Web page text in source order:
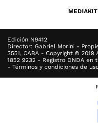
MEDIAKIT
Edición N9412
Director: Gabriel Morini -
3551, CABA - Copyright ©
1852 9232 - Registro DNDA
- Términos y condiciones de